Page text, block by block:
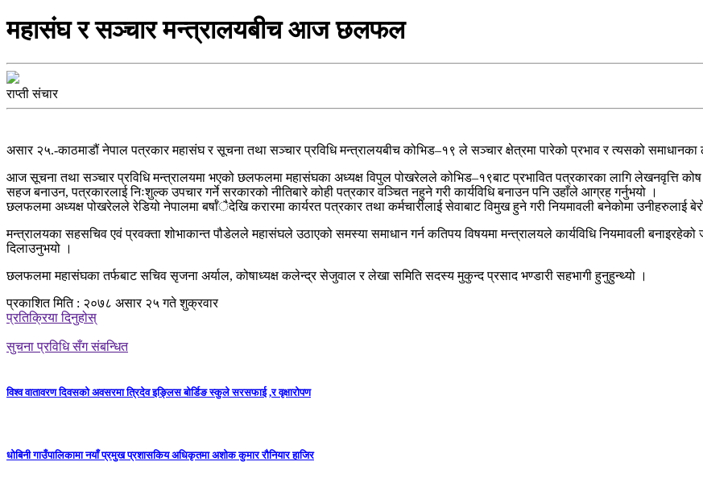
महासंघ र सञ्चार मन्त्रालयबीच आज छलफल
राप्ती संचार
असार २५.-काठमाडौं नेपाल पत्रकार महासंघ र सूचना तथा सञ्चार प्रविधि मन्त्रालयबीच कोभिड–१९ ले सञ्चार क्षेत्रमा पारेको प्रभाव र त्यसको
आज सूचना तथा सञ्चार प्रविधि मन्त्रालयमा भएको छलफलमा महासंघका अध्यक्ष विपुल पोखरेलले कोभिड–१९बाट प्रभावित पत्रकारका लागि लेखनवृत्ति
सहज बनाउन, पत्रकारलाई निःशुल्क उपचार गर्ने सरकारको नीतिबारे कोही पत्रकार वञ्चित नहुने गरी कार्यविधि बनाउन पनि उहाँले आग्रह गर्नुभयो ।
छलफलमा अध्यक्ष पोखरेलले रेडियो नेपालमा बर्षाँैदेखि करारमा कार्यरत पत्रकार तथा कर्मचारीलाई सेवाबाट विमुख हुने गरी नियमावली बनेकोमा उनीहरुलाई
मन्त्रालयका सहसचिव एवं प्रवक्ता शोभाकान्त पौडेलले महासंघले उठाएको समस्या समाधान गर्न कतिपय विषयमा मन्त्रालयले कार्यविधि नियमावली
दिलाउनुभयो ।
छलफलमा महासंघका तर्फबाट सचिव सृजना अर्याल, कोषाध्यक्ष कलेन्द्र सेजुवाल र लेखा समिति सदस्य मुकुन्द प्रसाद भण्डारी सहभागी हुनुहुन्थ्यो ।
प्रकाशित मिति : २०७८ असार २५ गते शुक्रवार
प्रतिक्रिया दिनुहोस्
सुचना प्रविधि सँग संबन्धित
विश्व वातावरण दिवसको अवसरमा त्रिदेव इङ्लिस बोर्डिङ स्कुले सरसफाई ,र वृक्षारोपण
धोबिनी गाउँपालिकामा नयाँ प्रमुख प्रशासकिय अधिकृतमा अशोक कुमार रौनियार हाजिर